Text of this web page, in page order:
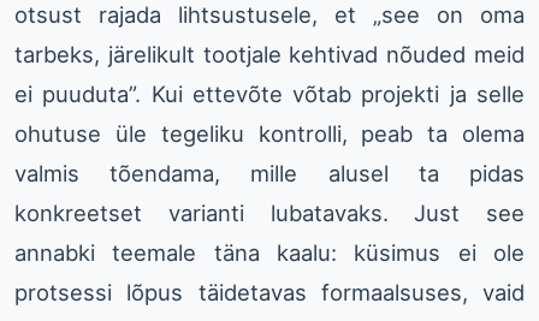
otsust rajada lihtsustusele, et „see on oma
tarbeks, järelikult tootjale kehtivad nõuded meid
ei puuduta”. Kui ettevõte võtab projekti ja selle
ohutuse üle tegeliku kontrolli, peab ta olema
valmis tõendama, mille alusel ta pidas
konkreetset varianti lubatavaks. Just see
annabki teemale täna kaalu: küsimus ei ole
protsessi lõpus täidetavas formaalsuses, vaid